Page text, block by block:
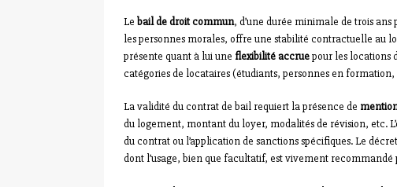
Le bail de droit commun, d’une durée minimale de trois ans
les personnes morales, offre une stabilité contractuelle au
présente quant à lui une flexibilité accruepour les locations
catégories de locataires (étudiants, personnes en formation,
La validité du contrat de bail requiert la présence de
du logement, montant du loyer, modalités de révision, etc.
du contrat ou l’application de sanctions spécifiques. Le
dont l’usage, bien que facultatif, est vivement